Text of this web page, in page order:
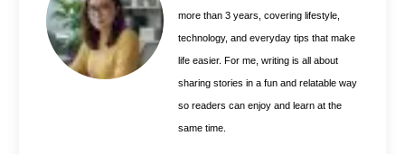
k
s
t
p
more than 3 years, covering lifestyle,
technology, and everyday tips that make
life easier. For me, writing is all about
sharing stories in a fun and relatable way
so readers can enjoy and learn at the
same time.